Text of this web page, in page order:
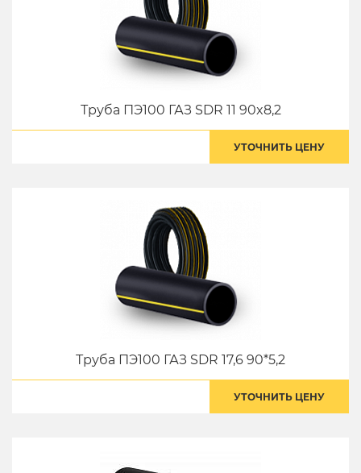
Труба ПЭ100 ГАЗ SDR 11 90x8,2
УТОЧНИТЬ ЦЕНУ
Труба ПЭ100 ГАЗ SDR 17,6 90*5,2
УТОЧНИТЬ ЦЕНУ